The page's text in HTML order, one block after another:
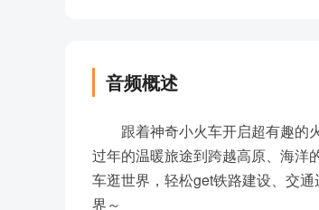
音频概述
跟着神奇小火车开启超有趣的
过年的温暖旅途到跨越高原、海
车逛世界，轻松get铁路建设、交
界～